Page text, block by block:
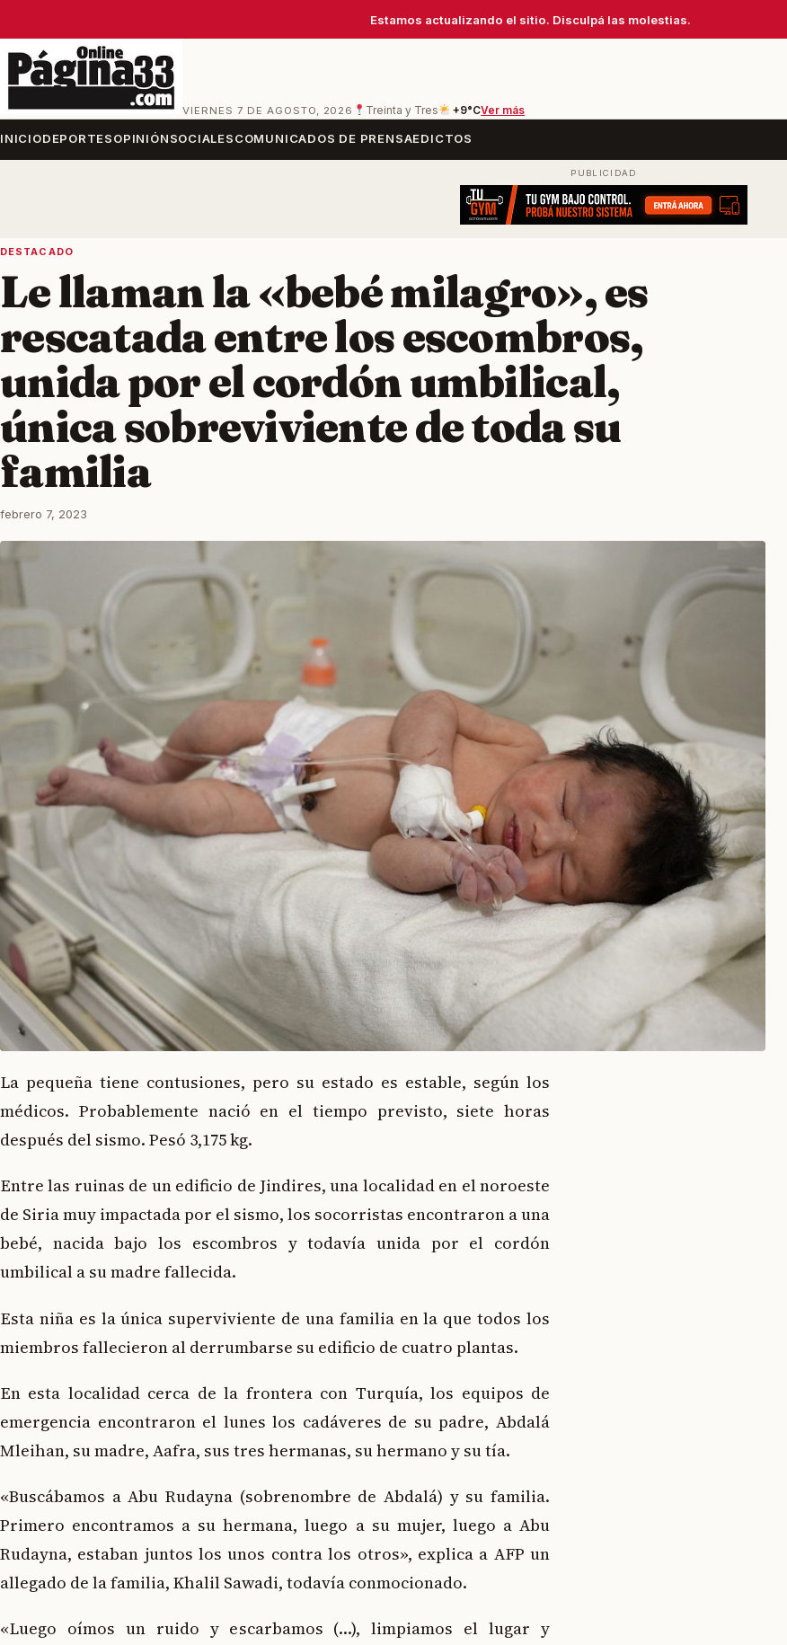
Estamos actualizando el sitio. Disculpá las molestias.
VIERNES 7 DE AGOSTO, 2026 Treinta y Tres +9°CVer más
INICIODEPORTESOPINIÓNSOCIALESCOMUNICADOS DE PRENSAEDICTOS
DESTACADO
Le llaman la «bebé milagro», es
rescatada entre los escombros,
unida por el cordón umbilical,
única sobreviviente de toda su
familia
febrero 7, 2023
La pequeña tiene contusiones, pero su estado es estable, según los
médicos. Probablemente nació en el tiempo previsto, siete horas
después del sismo. Pesó 3,175 kg.
Entre las ruinas de un edificio de Jindires, una localidad en el noroeste
de Siria muy impactada por el sismo, los socorristas encontraron a una
bebé, nacida bajo los escombros y todavía unida por el cordón
umbilical a su madre fallecida.
Esta niña es la única superviviente de una familia en la que todos los
miembros fallecieron al derrumbarse su edificio de cuatro plantas.
En esta localidad cerca de la frontera con Turquía, los equipos de
emergencia encontraron el lunes los cadáveres de su padre, Abdalá
Mleihan, su madre, Aafra, sus tres hermanas, su hermano y su tía.
«Buscábamos a Abu Rudayna (sobrenombre de Abdalá) y su familia.
Primero encontramos a su hermana, luego a su mujer, luego a Abu
Rudayna, estaban juntos los unos contra los otros», explica a AFP un
allegado de la familia, Khalil Sawadi, todavía conmocionado.
«Luego oímos un ruido y escarbamos (…), limpiamos el lugar y